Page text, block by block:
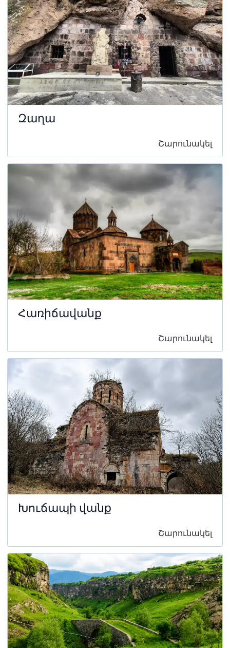
Զաղա
Շարունակել
Հառիճավանք
Շարունակել
Խուճապի վանք
Շարունակել